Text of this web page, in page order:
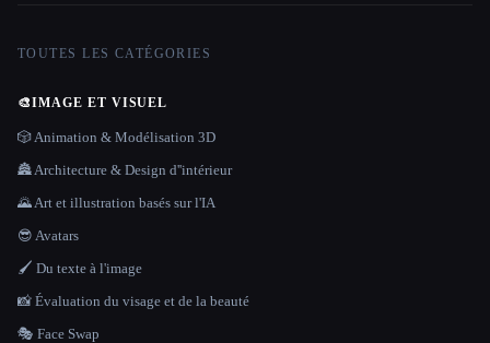
TOUTES LES CATÉGORIES
🎨IMAGE ET VISUEL
🎲 Animation & Modélisation 3D
🏯 Architecture & Design d''intérieur
🌄 Art et illustration basés sur l'IA
😎 Avatars
🖌️ Du texte à l'image
📸 Évaluation du visage et de la beauté
🎭 Face Swap